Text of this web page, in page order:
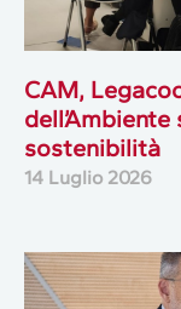
CAM,
sostenibilità
14 Luglio 2026